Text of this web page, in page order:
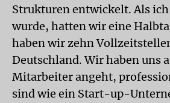
Strukturen entwickelt. Als
wurde, hatten wir eine
haben wir zehn
Deutschland. Wir haben uns
Mitarbeiter angeht,
sind wie ein Start-up-